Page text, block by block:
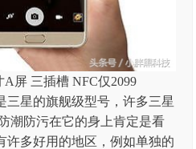
三星的旗舰级型号，许多三星
潮防污在它的身上肯定是看
许多好用的地区，例如单独的